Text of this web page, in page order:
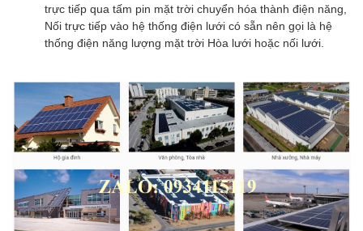
trực tiếp qua tấm pin mặt trời chuyển hóa thành điện năng,
Nối trực tiếp vào hệ thống điện lưới có sẵn nên gọi là hệ
thống điện năng lượng mặt trời Hòa lưới hoặc nối lưới.